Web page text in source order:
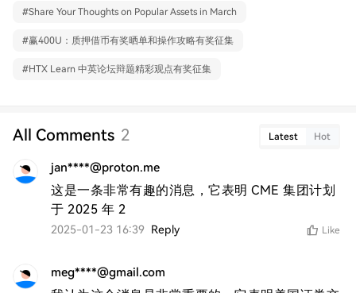
#Share Your Thoughts on Popular Assets in March
#赢400U：质押借币有奖晒单和操作攻略有奖征集
#HTX Learn 中英论坛辩题精彩观点有奖征集
All Comments 2 Latest Hot
jan****@proton.me
这是一条非常有趣的消息，它表明 CME 集团计划
于 2025 年 2
2025-01-23 16:39 Reply Like
meg****@gmail.com